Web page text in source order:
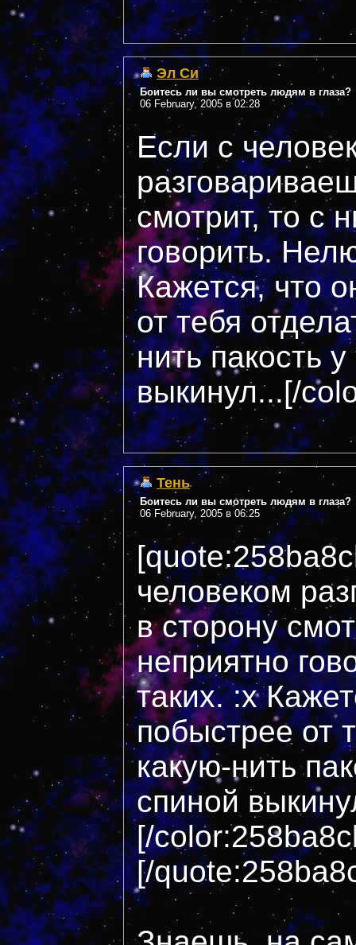
Эл Си
Боитесь ли вы смотреть людям в глаза?
06 February, 2005 в 02:28
Если с
смотрит, то с
говорить.
Кажется, что
от тебя
нить пакость
выкинул...[/
Тень
Боитесь ли вы смотреть людям в глаза?
06 February, 2005 в 06:25
человеком
в сторону
неприятно
таких. :x
побыстрее от
какую-нить
спиной
[/
[/